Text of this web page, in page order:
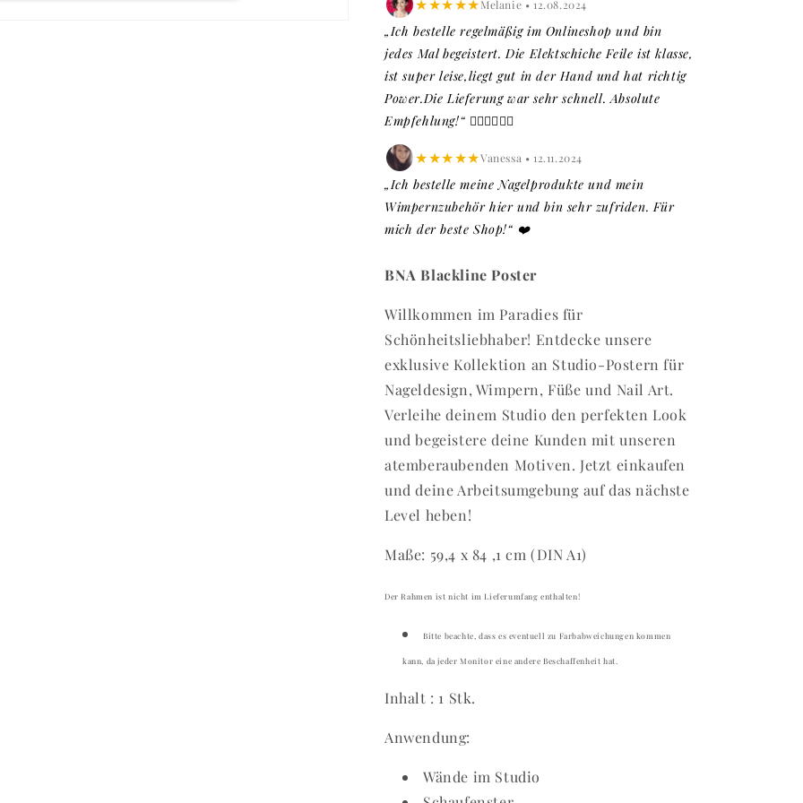
★★★★★Melanie • 12.08.2024
„Ich bestelle regelmäßig im Onlineshop und bin
jedes Mal begeistert. Die Elektschiche Feile ist klasse,
ist super leise,liegt gut in der Hand und hat richtig
Power.Die Lieferung war sehr schnell. Absolute
Empfehlung!“ 👍🏼👍🏼👍🏼
★★★★★Vanessa • 12.11.2024
„Ich bestelle meine Nagelprodukte und mein
Wimpernzubehör hier und bin sehr zufriden. Für
mich der beste Shop!“ ❤️
BNA Blackline Poster
Willkommen im Paradies für
Schönheitsliebhaber! Entdecke unsere
exklusive Kollektion an Studio-Postern für
Nageldesign, Wimpern, Füße und Nail Art.
Verleihe deinem Studio den perfekten Look
und begeistere deine Kunden mit unseren
atemberaubenden Motiven. Jetzt einkaufen
und deine Arbeitsumgebung auf das nächste
Level heben!
Maße: 59,4 x 84 ,1 cm (DIN A1)
Der Rahmen ist nicht im Lieferumfang enthalten!
Bitte beachte, dass es eventuell zu Farbabweichungen kommen
kann, da jeder Monitor eine andere Beschaffenheit hat.
Inhalt : 1 Stk.
Anwendung:
Wände im Studio